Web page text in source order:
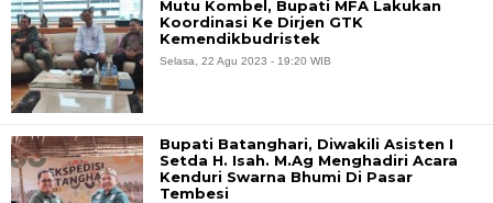
Mutu Kombel, Bupati MFA Lakukan
Koordinasi Ke Dirjen GTK
Kemendikbudristek
Selasa, 22 Agu 2023 - 19:20 WIB
Bupati Batanghari, Diwakili Asisten I
Setda H. Isah. M.Ag Menghadiri Acara
Kenduri Swarna Bhumi Di Pasar
Tembesi